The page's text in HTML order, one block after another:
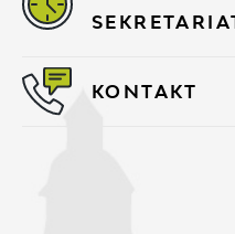
KONTAKT